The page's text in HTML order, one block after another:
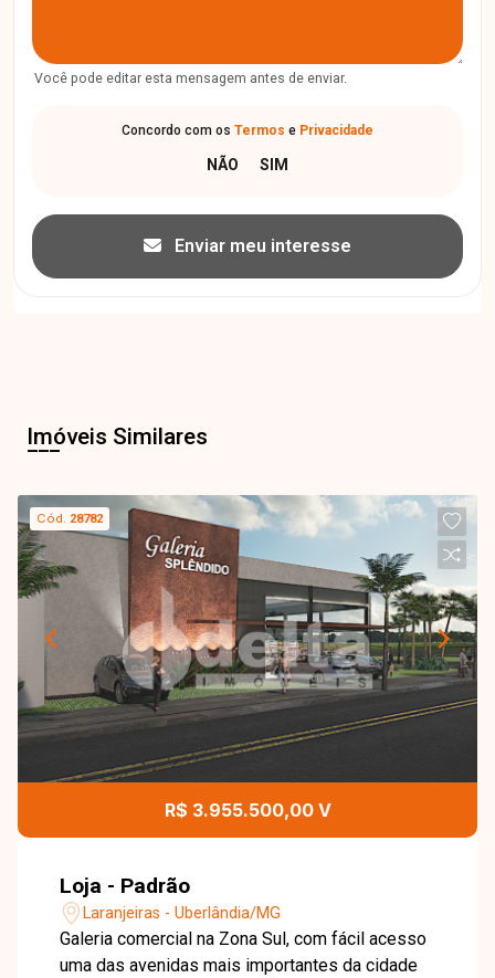
Você pode editar esta mensagem antes de enviar.
Concordo com os Termos e Privacidade
Enviar meu interesse
Imóveis Similares
Cód. 28782
R$ 3.955.500,00 V
Loja - Padrão
Laranjeiras - Uberlândia/MG
Galeria comercial na Zona Sul, com fácil acesso
uma das avenidas mais importantes da cidade